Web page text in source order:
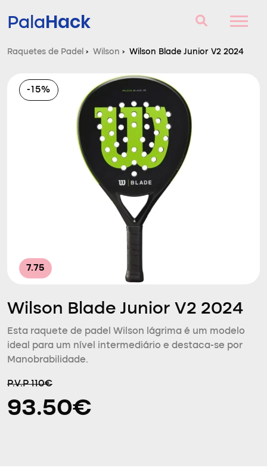
PalaHack
Raquetes de Padel
Perguntas e respostas
Comparador
Raquetes de Padel › Wilson › Wilson Blade Junior V2 2024
-15%
7.75
Wilson Blade Junior V2 2024
Esta raquete de padel Wilson lágrima é um modelo
ideal para um nível intermediário e destaca-se por
Manobrabilidade.
P.V.P 110€
93.50€